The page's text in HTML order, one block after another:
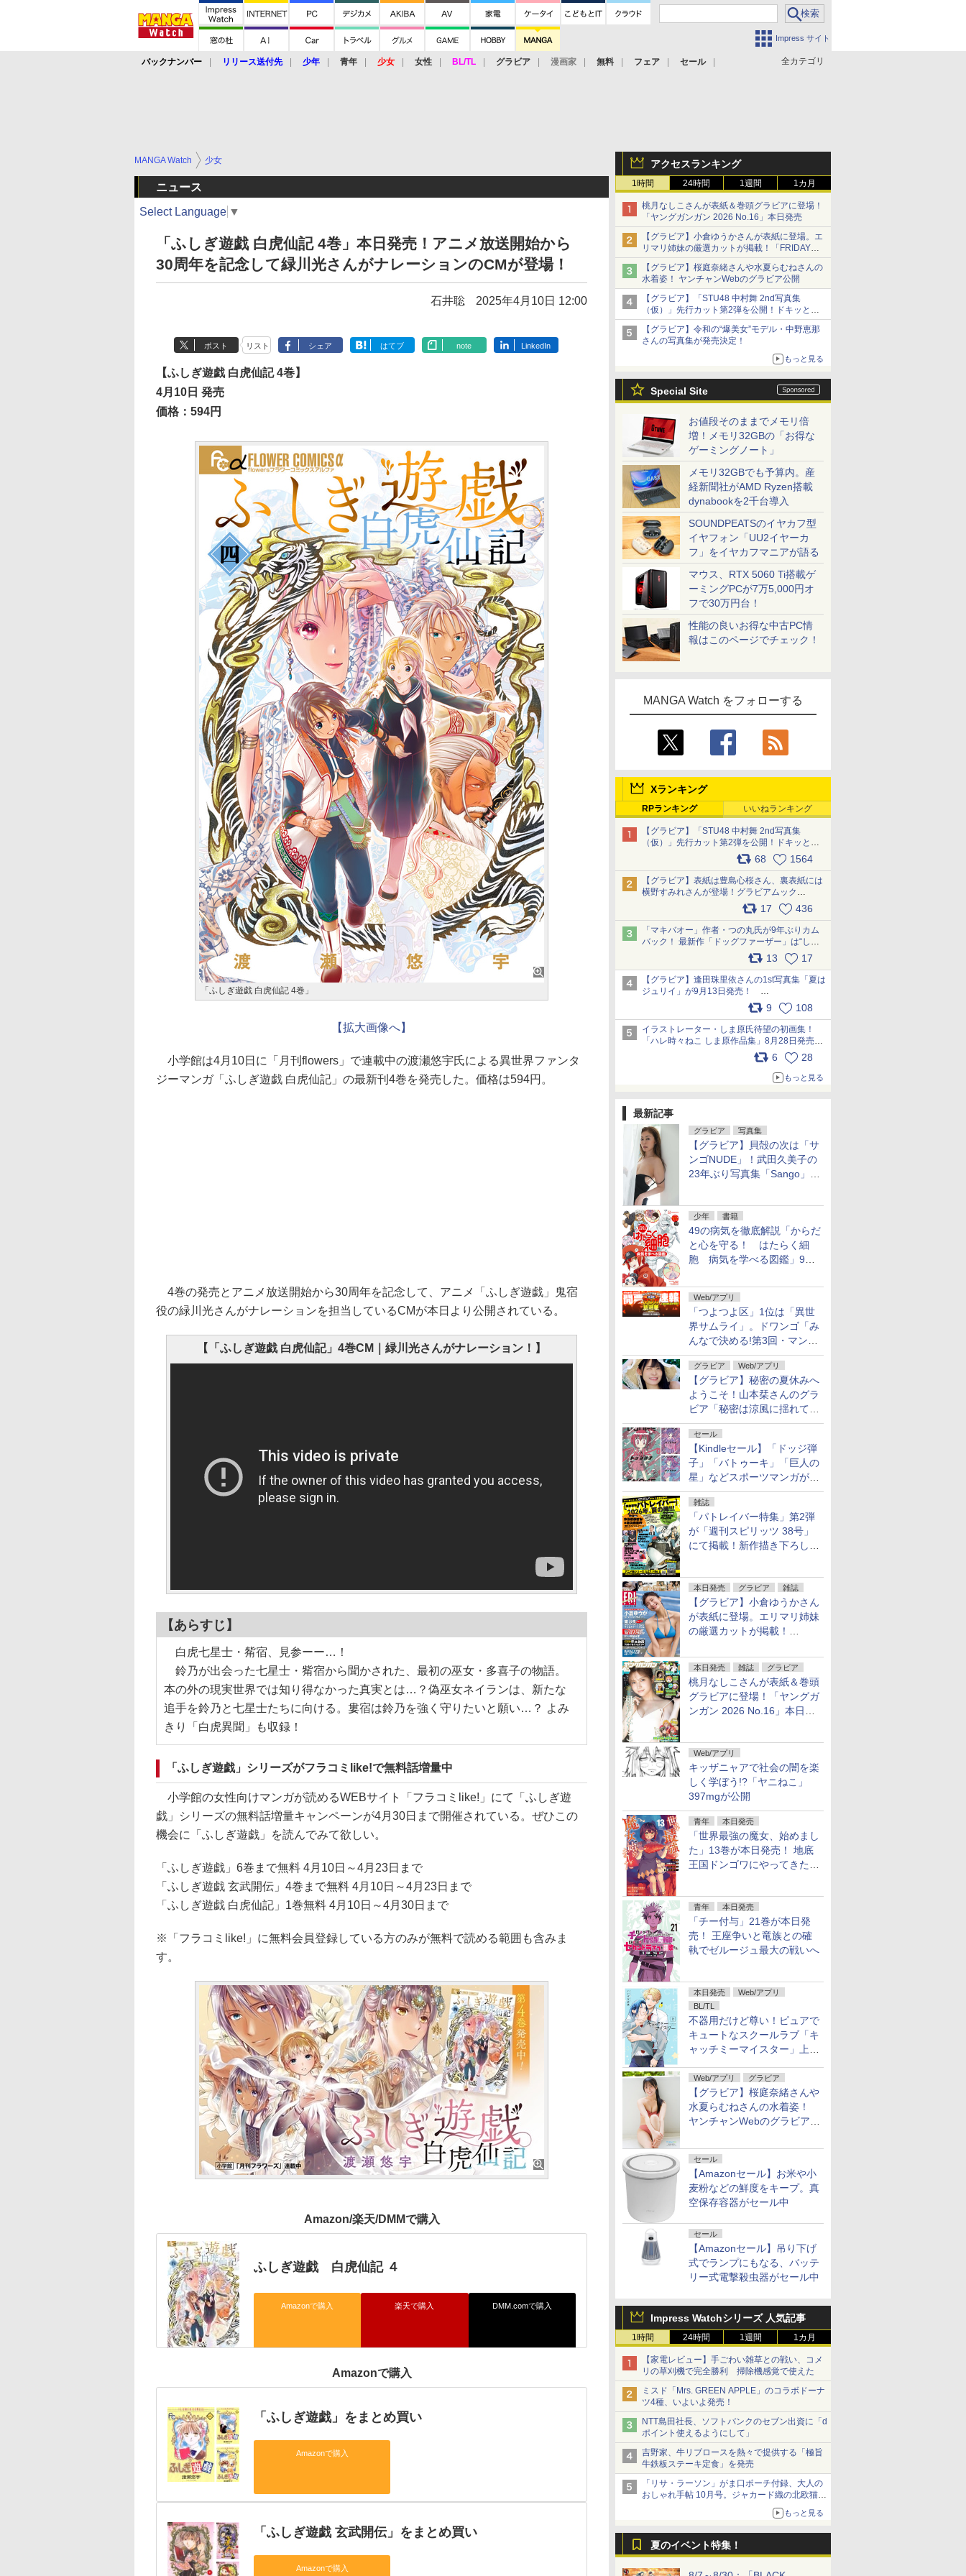
Impress サイト
全カテゴリ
バックナンバー リリース送付先 少年 青年 少女 女性 BL/TL グラビア 漫画家 無料 フェア セール
アクセスランキング
1時間 24時間 1週間 1カ月
桃月なしこさんが表紙＆巻頭グラビアに登場！
「ヤングガンガン 2026 No.16」本日発売
【グラビア】小倉ゆうかさんが表紙に登場。エ
リマリ姉妹の厳選カットが掲載！「FRIDAY
2026年8⽉21・28日号」本日発売
【グラビア】桜庭奈緒さんや水夏らむねさんの
水着姿！ ヤンチャンWebのグラビア公開
【グラビア】「STU48 中村舞 2nd写真集
（仮）」先行カット第2弾を公開！ドキッとす
るランジェリーカットなど新たな挑戦
【グラビア】令和の“爆美女”モデル・中野恵那
さんの写真集が発売決定！
もっと見る
Special Site
お値段そのままでメモリ倍
増！メモリ32GBの「お得な
ゲーミングノート」
メモリ32GBでも予算内。産
経新聞社がAMD Ryzen搭載
dynabookを2千台導入
SOUNDPEATSのイヤカフ型
イヤフォン「UU2イヤーカ
フ」をイヤカフマニアが語る
マウス、RTX 5060 Ti搭載ゲ
ーミングPCが7万5,000円オ
フで30万円台！
性能の良いお得な中古PC情
報はこのページでチェック！
MANGA Watch をフォローする
Xランキング
RPランキング いいねランキング
【グラビア】「STU48 中村舞 2nd写真集
（仮）」先行カット第2弾を公開！ドキッとす
るランジェリーカットなど新たな挑戦
68 1564
【グラビア】表紙は豊島心桜さん、裏表紙には
横野すみれさんが登場！グラビアムック
「PARADE」2026夏号が本日発売
17 436
「マキバオー」作者・つの丸氏が9年ぶりカム
バック！ 最新作「ドッグファーザー」は“しゃ
べらない動物”とのリアルな暮らしを描く 「も
うこれ以上の幸せはない」……一緒に暮らす愛
犬たちへ… pic.x.com/hEr88DgVyD
13 17
【グラビア】逢田珠里依さんの1st写真集「夏は
ジュリイ」が9月13日発売！
9 108
イラストレーター・しま原氏待望の初画集！
「ハレ時々ねこ しま原作品集」8月28日発売
6 28
もっと見る
最新記事
グラビア 写真集
【グラビア】貝殻の次は「サ
ンゴNUDE」！武田久美子の
23年ぶり写真集「Sango」を
少年 書籍
49の病気を徹底解説「からだ
と心を守る！ はたらく細
胞 病気を学べる図鑑」9月
Web/アプリ
「つよつよ区」1位は「異世
界サムライ」。ドワンゴ「み
んなで決める!第3回・マンガ
総選挙」の一般投票結果を発
表グラビア Web/アプリ
【グラビア】秘密の夏休みへ
ようこそ！山本栞さんのグラ
ビア「秘密は涼風に揺れて」
がヤングアニマルWebで公開
セール
【Kindleセール】「ドッジ弾
子」「バトゥーキ」「巨人の
星」などスポーツマンガが実
質半額！「Amazonマンガ毎
週末セール」で50％ポイント
還元！
雑誌
「パトレイバー特集」第2弾
が「週刊スピリッツ 38号」
にて掲載！新作描き下ろし読
本日発売 グラビア 雑誌
【グラビア】小倉ゆうかさん
が表紙に登場。エリマリ姉妹
の厳選カットが掲載！
日号」本日発売
本日発売 雑誌 グラビア
桃月なしこさんが表紙＆巻頭
グラビアに登場！「ヤングガ
ンガン 2026 No.16」本日発
Web/アプリ
キッザニャアで社会の闇を楽
しく学ぼう!?「ヤニねこ」
397mgが公開
青年 本日発売
「世界最強の魔女、始めまし
た」13巻が本日発売！ 地底
王国ドンゴワにやってきたロ
青年 本日発売
「チー付与」21巻が本日発
売！ 王座争いと竜族との確
執でゼルージュ最大の戦いへ
本日発売
Web/アプリ
BL/TL
不器用だけど尊い！ピュアで
キュートなスクールラブ「キ
ャッチミーマイスター」上・
Web/アプリ グラビア
【グラビア】桜庭奈緒さんや
水夏らむねさんの水着姿！
ヤンチャンWebのグラビア公
セール
【Amazonセール】お米や小
麦粉などの鮮度をキープ。真
空保存容器がセール中
セール
【Amazonセール】吊り下げ
式でランプにもなる、バッテ
リー式電撃殺虫器がセール中
Impress Watchシリーズ 人気記事
1時間 24時間 1週間 1カ月
【家電レビュー】手ごわい雑草との戦い、コメ
リの草刈機で完全勝利 掃除機感覚で使えた
ミスド「Mrs. GREEN APPLE」のコラボドーナ
ツ4種、いよいよ発売！
NTT島田社長、ソフトバンクのセブン出資に「d
ポイント使えるようにして」
吉野家、牛リブロースを熱々で提供する「極旨
牛鉄板ステーキ定食」を発売
「リサ・ラーソン」がま口ポーチ付録、大人の
おしゃれ手帖 10月号。ジャカード織の北欧猫デ
もっと見る
夏のイベント特集！
MANGA Watch 少女
ニュース
Select Language ▼
「ふしぎ遊戯 白虎仙記 4巻」本日発売！アニメ放送開始から
30周年を記念して緑川光さんがナレーションのCMが登場！
石井聡 2025年4月10日 12:00
ポスト リスト シェア はてブ note LinkedIn
【ふしぎ遊戯 白虎仙記 4巻】
4月10日 発売
価格：594円
「ふしぎ遊戯 白虎仙記 4巻」
【拡大画像へ】
小学館は4月10日に「月刊flowers」で連載中の渡瀬悠宇氏による異世界ファンタ
ジーマンガ「ふしぎ遊戯 白虎仙記」の最新刊4巻を発売した。価格は594円。
4巻の発売とアニメ放送開始から30周年を記念して、アニメ「ふしぎ遊戯」鬼宿
役の緑川光さんがナレーションを担当しているCMが本日より公開されている。
【「ふしぎ遊戯 白虎仙記」4巻CM｜緑川光さんがナレーション！】
【あらすじ】
白虎七星士・觜宿、見参ーー…！
鈴乃が出会った七星士・觜宿から聞かされた、最初の巫女・多喜子の物語。
本の外の現実世界では知り得なかった真実とは…？偽巫女ネイランは、新たな
追手を鈴乃と七星士たちに向ける。婁宿は鈴乃を強く守りたいと願い…？ よみ
きり「白虎異聞」も収録！
「ふしぎ遊戯」シリーズがフラコミlike!で無料話増量中
小学館の女性向けマンガが読めるWEBサイト「フラコミlike!」にて「ふしぎ遊
戯」シリーズの無料話増量キャンペーンが4月30日まで開催されている。ぜひこの
機会に「ふしぎ遊戯」を読んでみて欲しい。
「ふしぎ遊戯」6巻まで無料 4月10日～4月23日まで
「ふしぎ遊戯 玄武開伝」4巻まで無料 4月10日～4月23日まで
「ふしぎ遊戯 白虎仙記」1巻無料 4月10日～4月30日まで
※「フラコミlike!」に無料会員登録している方のみが無料で読める範囲も含みま
す。
Amazon/楽天/DMMで購入
ふしぎ遊戯 白虎仙記 ４
Amazonで購入 楽天で購入 DMM.comで購入
Amazonで購入
「ふしぎ遊戯」をまとめ買い
Amazonで購入
「ふしぎ遊戯 玄武開伝」をまとめ買い
Amazonで購入